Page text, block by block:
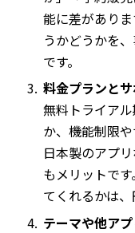
能に差があり
うかどうかを
です。
料金プランと
無料トライア
か、機能制限
日本製のアプ
もメリットで
てくれるかは
テーマや他ア